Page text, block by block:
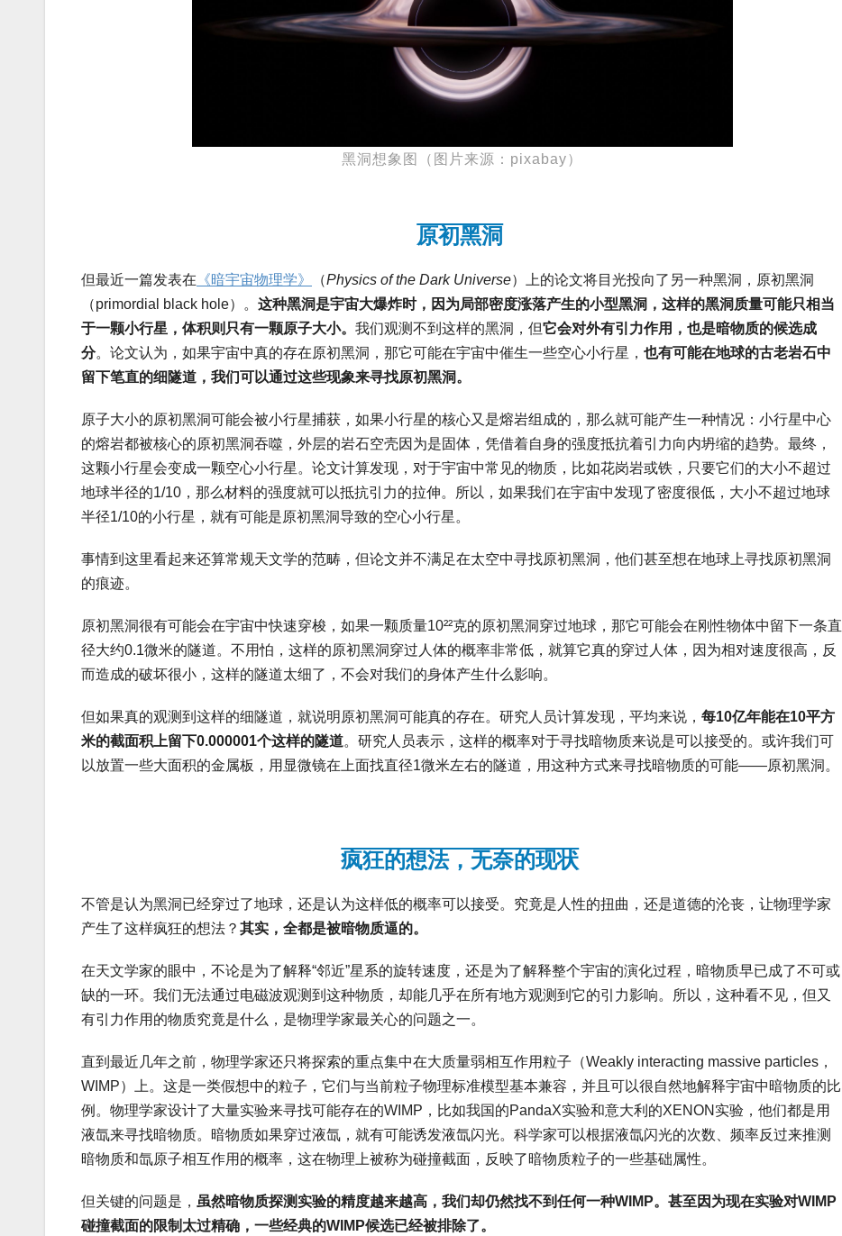
黑洞想象图（图片来源：pixabay）
原初黑洞
但最近一篇发表在 《暗宇宙物理学》 （Physics of the Dark Universe）上的论文将目光投向了另一种黑洞，原初黑洞
（primordial black hole）。 这种黑洞是宇宙大爆炸时，因为局部密度涨落产生的小型黑洞，这样的黑洞质量可能只相当
于一颗小行星，体积则只有一颗原子大小。 我们观测不到这样的黑洞，但它会对外有引力作用，也是暗物质的候选成
分。论文认为，如果宇宙中真的存在原初黑洞，那它可能在宇宙中催生一些空心小行星， 也有可能在地球的古老岩石中
留下笔直的细隧道，我们可以通过这些现象来寻找原初黑洞。
原子大小的原初黑洞可能会被小行星捕获，如果小行星的核心又是熔岩组成的，那么就可能产生一种情况：小行星中心
的熔岩都被核心的原初黑洞吞噬，外层的岩石空壳因为是固体，凭借着自身的强度抵抗着引力向内坍缩的趋势。最终，
这颗小行星会变成一颗空心小行星。论文计算发现，对于宇宙中常见的物质，比如花岗岩或铁，只要它们的大小不超过
地球半径的1/10，那么材料的强度就可以抵抗引力的拉伸。所以，如果我们在宇宙中发现了密度很低，大小不超过地球
半径1/10的小行星，就有可能是原初黑洞导致的空心小行星。
事情到这里看起来还算常规天文学的范畴，但论文并不满足在太空中寻找原初黑洞，他们甚至想在地球上寻找原初黑洞
的痕迹。
原初黑洞很有可能会在宇宙中快速穿梭，如果一颗质量10²²克的原初黑洞穿过地球，那它可能会在刚性物体中留下一条直
径大约0.1微米的隧道。不用怕，这样的原初黑洞穿过人体的概率非常低，就算它真的穿过人体，因为相对速度很高，反
而造成的破坏很小，这样的隧道太细了，不会对我们的身体产生什么影响。
但如果真的观测到这样的细隧道，就说明原初黑洞可能真的存在。研究人员计算发现，平均来说， 每10亿年能在10平方
米的截面积上留下0.000001个这样的隧道。研究人员表示，这样的概率对于寻找暗物质来说是可以接受的。或许我们可
以放置一些大面积的金属板，用显微镜在上面找直径1微米左右的隧道，用这种方式来寻找暗物质的可能——原初黑洞。
疯狂的想法，无奈的现状
不管是认为黑洞已经穿过了地球，还是认为这样低的概率可以接受。究竟是人性的扭曲，还是道德的沦丧，让物理学家
产生了这样疯狂的想法？ 其实，全都是被暗物质逼的。
在天文学家的眼中，不论是为了解释“邻近”星系的旋转速度，还是为了解释整个宇宙的演化过程，暗物质早已成了不可或
缺的一环。我们无法通过电磁波观测到这种物质，却能几乎在所有地方观测到它的引力影响。所以，这种看不见，但又
有引力作用的物质究竟是什么，是物理学家最关心的问题之一。
直到最近几年之前，物理学家还只将探索的重点集中在大质量弱相互作用粒子（Weakly interacting massive particles，
WIMP）上。这是一类假想中的粒子，它们与当前粒子物理标准模型基本兼容，并且可以很自然地解释宇宙中暗物质的比
例。物理学家设计了大量实验来寻找可能存在的WIMP，比如我国的PandaX实验和意大利的XENON实验，他们都是用
液氙来寻找暗物质。暗物质如果穿过液氙，就有可能诱发液氙闪光。科学家可以根据液氙闪光的次数、频率反过来推测
暗物质和氙原子相互作用的概率，这在物理上被称为碰撞截面，反映了暗物质粒子的一些基础属性。
但关键的问题是， 虽然暗物质探测实验的精度越来越高，我们却仍然找不到任何一种WIMP。甚至因为现在实验对WIMP
碰撞截面的限制太过精确，一些经典的WIMP候选已经被排除了。